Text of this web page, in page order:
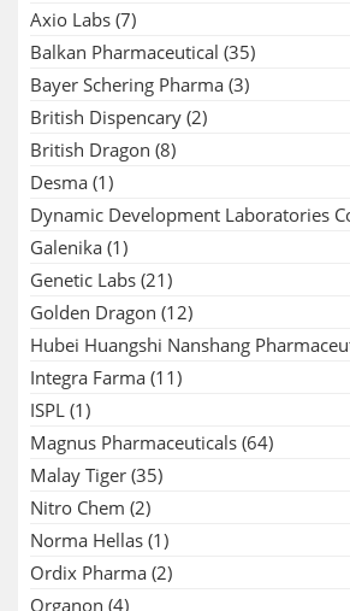
Axio Labs (7)
Balkan Pharmaceutical (35)
Bayer Schering Pharma (3)
British Dispencary (2)
British Dragon (8)
Desma (1)
Dynamic Development Laboratories
Galenika (1)
Genetic Labs (21)
Golden Dragon (12)
Hubei Huangshi Nanshang
Integra Farma (11)
ISPL (1)
Magnus Pharmaceuticals (64)
Malay Tiger (35)
Nitro Chem (2)
Norma Hellas (1)
Ordix Pharma (2)
Organon (4)